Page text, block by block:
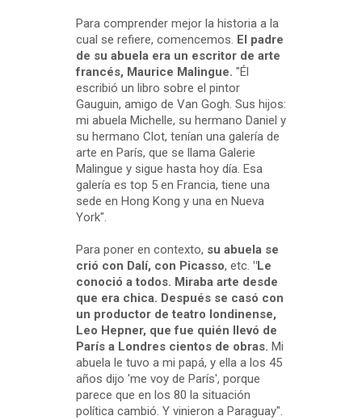
Para comprender mejor la historia a la
cual se refiere, comencemos. El padre
de su abuela era un escritor de arte
francés, Maurice Malingue. "Él
escribió un libro sobre el pintor
Gauguin, amigo de Van Gogh. Sus hijos:
mi abuela Michelle, su hermano Daniel y
su hermano Clot, tenían una galería de
arte en París, que se llama Galerie
Malingue y sigue hasta hoy día. Esa
galería es top 5 en Francia, tiene una
sede en Hong Kong y una en Nueva
York".
Para poner en contexto, su abuela se
crió con Dalí, con Picasso, etc. "Le
conoció a todos. Miraba arte desde
que era chica. Después se casó con
un productor de teatro londinense,
Leo Hepner, que fue quién llevó de
París a Londres cientos de obras. Mi
abuela le tuvo a mi papá, y ella a los 45
años dijo 'me voy de París', porque
parece que en los 80 la situación
política cambió. Y vinieron a Paraguay".